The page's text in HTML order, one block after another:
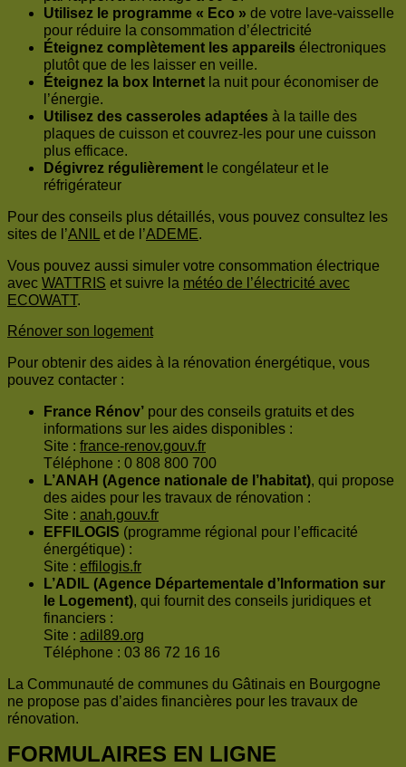
Utilisez le programme « Eco » de votre lave-vaisselle
pour réduire la consommation d’électricité
Éteignez complètement les appareils électroniques
plutôt que de les laisser en veille.
Éteignez la box Internet la nuit pour économiser de
l’énergie.
Utilisez des casseroles adaptées à la taille des
plaques de cuisson et couvrez-les pour une cuisson
plus efficace.
Dégivrez régulièrement le congélateur et le
réfrigérateur
Pour des conseils plus détaillés, vous pouvez consultez les
sites de l’ANIL et de l’ADEME.
Vous pouvez aussi simuler votre consommation électrique
avec WATTRIS et suivre la météo de l’électricité avec
ECOWATT.
Rénover son logement
Pour obtenir des aides à la rénovation énergétique, vous
pouvez contacter :
France Rénov’ pour des conseils gratuits et des
informations sur les aides disponibles :
Site : france-renov.gouv.fr
Téléphone : 0 808 800 700
L’ANAH (Agence nationale de l’habitat), qui propose
des aides pour les travaux de rénovation :
Site : anah.gouv.fr
EFFILOGIS (programme régional pour l’efficacité
énergétique) :
Site : effilogis.fr
L’ADIL (Agence Départementale d’Information sur
le Logement), qui fournit des conseils juridiques et
financiers :
Site : adil89.org
Téléphone : 03 86 72 16 16
La Communauté de communes du Gâtinais en Bourgogne
ne propose pas d’aides financières pour les travaux de
rénovation.
FORMULAIRES EN LIGNE